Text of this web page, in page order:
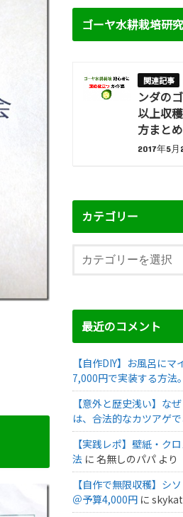
ゴーヤ水耕栽培研
ンダの
以上収
方まとめ
2017年5月
カテゴリー
最近のコメント
【自作DIY】お風呂に
7,000円で実装する方法。
【意外と歴史浅い】な
は、合法的なカツアゲで
【実践レポ】壁紙・ク
法 に 名無しのパパ より
【自作で無限収穫】シ
＠予算4,000円 に